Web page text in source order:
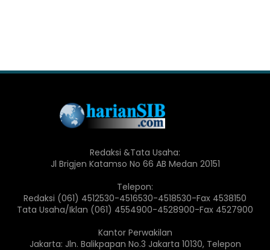
Redaksi &Tata Usaha:
Jl Brigjen Katamso No 66 AB Medan 20151
Telepon:
Redaksi (061) 4512530-4516530-4518530-Fax 4538150
Tata Usaha/Iklan (061) 4554900-4528900-Fax 4527900
Kantor Perwakilan
Jakarta: Jln. Balikpapan No.3 Jakarta 10130, Telepon